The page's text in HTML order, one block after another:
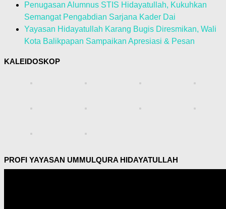
Penugasan Alumnus STIS Hidayatullah, Kukuhkan
Semangat Pengabdian Sarjana Kader Dai
Yayasan Hidayatullah Karang Bugis Diresmikan, Wali
Kota Balikpapan Sampaikan Apresiasi & Pesan
KALEIDOSKOP
PROFI YAYASAN UMMULQURA HIDAYATULLAH